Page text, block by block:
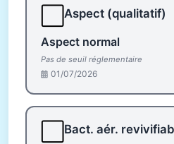
Aspect (qualitatif)
Aspect normal
Pas de seuil réglementaire
01/07/2026
Bact. aér.